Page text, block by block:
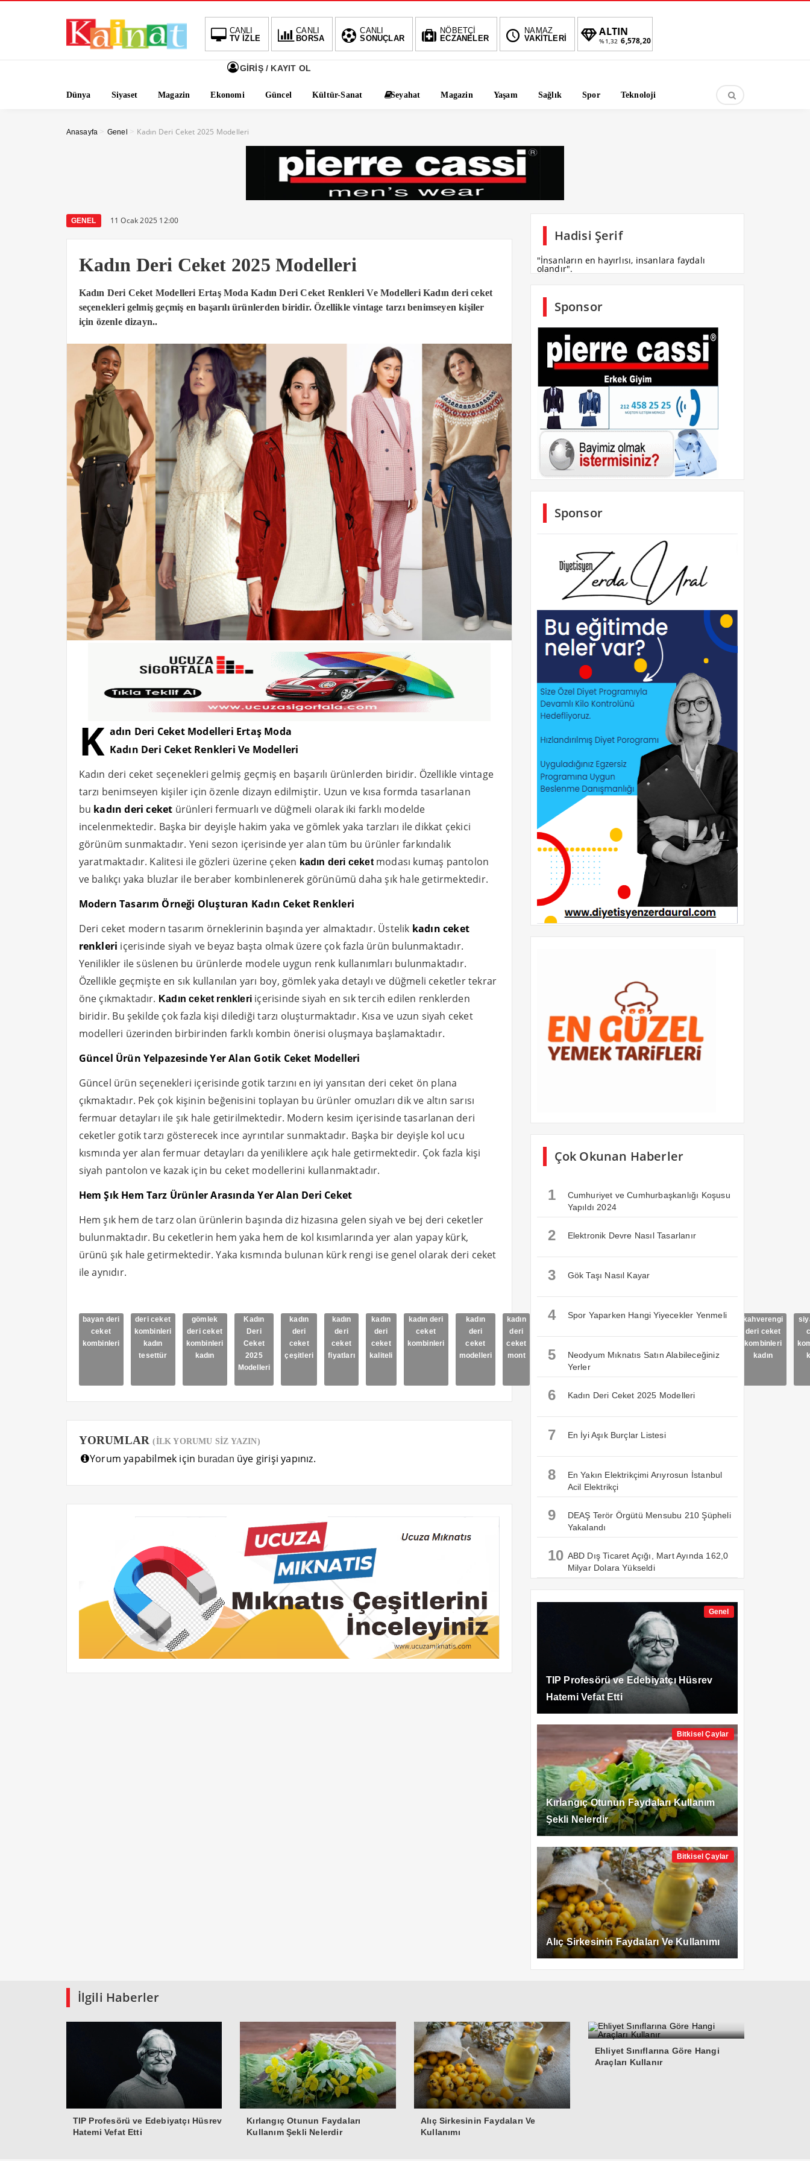
CANLI
TV İZLE
CANLI
BORSA
CANLI
SONUÇLAR
NÖBETÇİ
ECZANELER
NAMAZ
VAKİTLERİ
BIST
-0.34% 1.690,69
DOLAR
% 47,6976
EURO
% 55,0051
ALTIN
%1,32 6,578,20
BIST
-0.34% 1.690,69
GİRİŞ / KAYIT OL
Dünya Siyaset Magazin Ekonomi Güncel Kültür-Sanat Seyahat Magazin Yaşam Sağlık Spor Teknoloji
Anasayfa > Genel > Kadın Deri Ceket 2025 Modelleri
GENEL 11 Ocak 2025 12:00
Kadın Deri Ceket 2025 Modelleri
Kadın Deri Ceket Modelleri Ertaş Moda Kadın Deri Ceket Renkleri Ve Modelleri Kadın deri ceket
seçenekleri gelmiş geçmiş en başarılı ürünlerden biridir. Özellikle vintage tarzı benimseyen kişiler
için özenle dizayn..
K adın Deri Ceket Modelleri Ertaş Moda
Kadın Deri Ceket Renkleri Ve Modelleri
Kadın deri ceket seçenekleri gelmiş geçmiş en başarılı ürünlerden biridir. Özellikle vintage
tarzı benimseyen kişiler için özenle dizayn edilmiştir. Uzun ve kısa formda tasarlanan
bu kadın deri ceket ürünleri fermuarlı ve düğmeli olarak iki farklı modelde
incelenmektedir. Başka bir deyişle hakim yaka ve gömlek yaka tarzları ile dikkat çekici
görünüm sunmaktadır. Yeni sezon içerisinde yer alan tüm bu ürünler farkındalık
yaratmaktadır. Kalitesi ile gözleri üzerine çeken kadın deri ceket modası kumaş pantolon
ve balıkçı yaka bluzlar ile beraber kombinlenerek görünümü daha şık hale getirmektedir.
Modern Tasarım Örneği Oluşturan Kadın Ceket Renkleri
Deri ceket modern tasarım örneklerinin başında yer almaktadır. Üstelik kadın ceket
renkleri içerisinde siyah ve beyaz başta olmak üzere çok fazla ürün bulunmaktadır.
Yenilikler ile süslenen bu ürünlerde modele uygun renk kullanımları bulunmaktadır.
Özellikle geçmişte en sık kullanılan yarı boy, gömlek yaka detaylı ve düğmeli ceketler tekrar
öne çıkmaktadır. Kadın ceket renkleri içerisinde siyah en sık tercih edilen renklerden
biridir. Bu şekilde çok fazla kişi dilediği tarzı oluşturmaktadır. Kısa ve uzun siyah ceket
modelleri üzerinden birbirinden farklı kombin önerisi oluşmaya başlamaktadır.
Güncel Ürün Yelpazesinde Yer Alan Gotik Ceket Modelleri
Güncel ürün seçenekleri içerisinde gotik tarzını en iyi yansıtan deri ceket ön plana
çıkmaktadır. Pek çok kişinin beğenisini toplayan bu ürünler omuzları dik ve altın sarısı
fermuar detayları ile şık hale getirilmektedir. Modern kesim içerisinde tasarlanan deri
ceketler gotik tarzı gösterecek ince ayrıntılar sunmaktadır. Başka bir deyişle kol ucu
kısmında yer alan fermuar detayları da yeniliklere açık hale getirmektedir. Çok fazla kişi
siyah pantolon ve kazak için bu ceket modellerini kullanmaktadır.
Hem Şık Hem Tarz Ürünler Arasında Yer Alan Deri Ceket
Hem şık hem de tarz olan ürünlerin başında diz hizasına gelen siyah ve bej deri ceketler
bulunmaktadır. Bu ceketlerin hem yaka hem de kol kısımlarında yer alan yapay kürk,
ürünü şık hale getirmektedir. Yaka kısmında bulunan kürk rengi ise genel olarak deri ceket
ile aynıdır.
bayan deri
ceket
kombinleri
deri ceket
kombinleri
kadın
tesettür
gömlek
deri ceket
kombinleri
kadın
Kadın
Deri
Ceket
2025
Modelleri
kadın
deri
ceket
çeşitleri
kadın
deri
ceket
fiyatları
kadın
deri
ceket
kaliteli
kadın deri
ceket
kombinleri
kadın
deri
ceket
modelleri
kadın
deri
ceket
mont
Kadın
Renkleri
kadın
spor
kadın
ucuz
kadın
uzun
kadın deri
kahverengi
deri ceket
kombinleri
kadın
YORUMLAR(İLK YORUMU SİZ YAZIN)
Yorum yapabilmek için buradan üye girişi yapınız.
Hadisi Şerif
"İnsanların en hayırlısı, insanlara faydalı
olandır".
Sponsor
Sponsor
Çok Okunan Haberler
1
Cumhuriyet ve Cumhurbaşkanlığı Koşusu
Yapıldı 2024
2 Elektronik Devre Nasıl Tasarlanır
3 Gök Taşı Nasıl Kayar
4 Spor Yaparken Hangi Yiyecekler Yenmeli
5
Neodyum Mıknatıs Satın Alabileceğiniz
Yerler
6 Kadın Deri Ceket 2025 Modelleri
7 En İyi Aşık Burçlar Listesi
8
En Yakın Elektrikçimi Arıyrosun İstanbul
Acil Elektrikçi
9
DEAŞ Terör Örgütü Mensubu 210 Şüpheli
Yakalandı
10 ABD Dış Ticaret Açığı, Mart Ayında 162,0
Milyar Dolara Yükseldi
Genel
TIP Profesörü ve Edebiyatçı Hüsrev
Hatemi Vefat Etti
Bitkisel Çaylar
Kırlangıç Otunun Faydaları Kullanım
Şekli Nelerdir
Bitkisel Çaylar
Alıç Sirkesinin Faydaları Ve Kullanımı
İlgili Haberler
TIP Profesörü ve Edebiyatçı Hüsrev
Hatemi Vefat Etti
Kırlangıç Otunun Faydaları
Kullanım Şekli Nelerdir
Alıç Sirkesinin Faydaları Ve
Kullanımı
Ehliyet Sınıflarına Göre Hangi
Araçları Kullanır